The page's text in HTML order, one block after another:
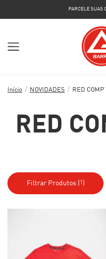
PARCELE SUAS
Início / NOVIDADES / RED COMP
RED
Filtrar Produtos (1 )